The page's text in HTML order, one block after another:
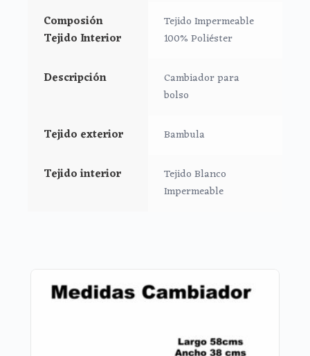
Composión
Tejido Interior
Tejido Impermeable
100% Poliéster
Descripción
Cambiador para
bolso
Tejido exterior Bambula
Tejido interior
Tejido Blanco
Impermeable